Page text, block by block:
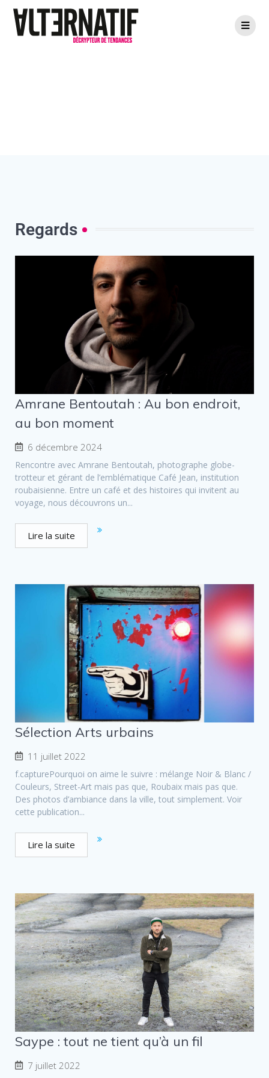
Regards
Amrane Bentoutah : Au bon endroit,
au bon moment
6 décembre 2024
Rencontre avec Amrane Bentoutah, photographe globe-
trotteur et gérant de l’emblématique Café Jean, institution
roubaisienne. Entre un café et des histoires qui invitent au
voyage, nous découvrons un...
Lire la suite
Sélection Arts urbains
11 juillet 2022
f.capturePourquoi on aime le suivre : mélange Noir & Blanc /
Couleurs, Street-Art mais pas que, Roubaix mais pas que.
Des photos d’ambiance dans la ville, tout simplement. Voir
cette publication...
Lire la suite
Saype : tout ne tient qu’à un fil
7 juillet 2022